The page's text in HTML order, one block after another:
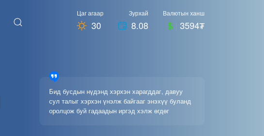
Цаг агаар
30
Зурхай
8.08
Валютын ханш
$ 3594₮
Бид бусдын нүдэнд хэрхэн харагддаг, давуу
сул талыг хэрхэн үнэлж байгааг энэхүү буланд
оролцож буй гадаадын иргэд хэлж өгдөг